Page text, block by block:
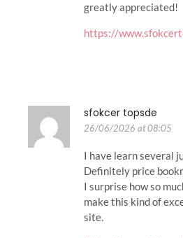
greatly appreciated!
https://
sfokcer topsde
26/06/2026 at 08:05
I have learn several
Definitely price
I surprise how so
make this kind of
site.